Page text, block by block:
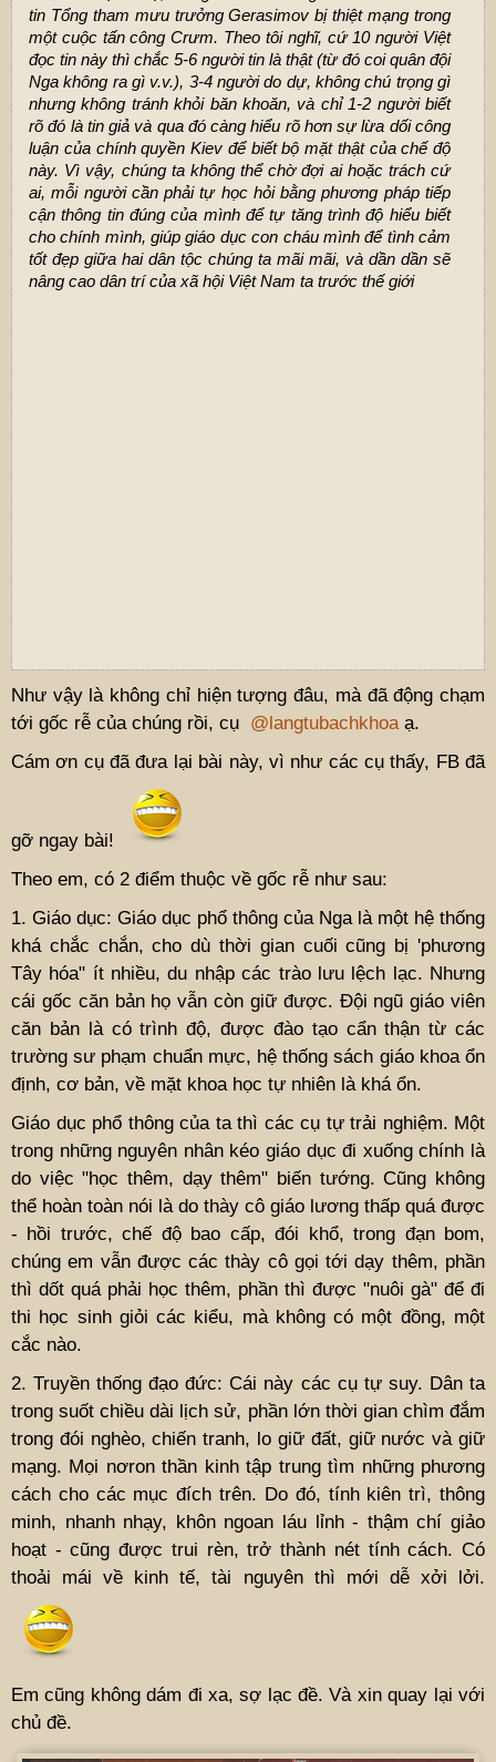
tin Tổng tham mưu trưởng Gerasimov bị thiệt mạng trong
một cuộc tấn công Crưm. Theo tôi nghĩ, cứ 10 người Việt
đọc tin này thì chắc 5-6 người tin là thật (từ đó coi quân đội
Nga không ra gì v.v.), 3-4 người do dự, không chú trọng gì
nhưng không tránh khỏi băn khoăn, và chỉ 1-2 người biết
rõ đó là tin giả và qua đó càng hiểu rõ hơn sự lừa dối công
luận của chính quyền Kiev để biết bộ mặt thật của chế độ
này. Vì vậy, chúng ta không thể chờ đợi ai hoặc trách cứ
ai, mỗi người cần phải tự học hỏi bằng phương pháp tiếp
cận thông tin đúng của mình để tự tăng trình độ hiểu biết
cho chính mình, giúp giáo dục con cháu mình để tình cảm
tốt đẹp giữa hai dân tộc chúng ta mãi mãi, và dần dần sẽ
nâng cao dân trí của xã hội Việt Nam ta trước thế giới
Như vậy là không chỉ hiện tượng đâu, mà đã động chạm
tới gốc rễ của chúng rồi, cụ @langtubachkhoa ạ.
Cám ơn cụ đã đưa lại bài này, vì như các cụ thấy, FB đã
gỡ ngay bài!
Theo em, có 2 điểm thuộc về gốc rễ như sau:
1. Giáo dục: Giáo dục phổ thông của Nga là một hệ thống
khá chắc chắn, cho dù thời gian cuối cũng bị 'phương
Tây hóa" ít nhiều, du nhập các trào lưu lệch lạc. Nhưng
cái gốc căn bản họ vẫn còn giữ được. Đội ngũ giáo viên
căn bản là có trình độ, được đào tạo cẩn thận từ các
trường sư phạm chuẩn mực, hệ thống sách giáo khoa ổn
định, cơ bản, về mặt khoa học tự nhiên là khá ổn.
Giáo dục phổ thông của ta thì các cụ tự trải nghiệm. Một
trong những nguyên nhân kéo giáo dục đi xuống chính là
do việc "học thêm, dạy thêm" biến tướng. Cũng không
thể hoàn toàn nói là do thày cô giáo lương thấp quá được
- hồi trước, chế độ bao cấp, đói khổ, trong đạn bom,
chúng em vẫn được các thày cô gọi tới dạy thêm, phần
thì dốt quá phải học thêm, phần thì được "nuôi gà" để đi
thi học sinh giỏi các kiểu, mà không có một đồng, một
cắc nào.
2. Truyền thống đạo đức: Cái này các cụ tự suy. Dân ta
trong suốt chiều dài lịch sử, phần lớn thời gian chìm đắm
trong đói nghèo, chiến tranh, lo giữ đất, giữ nước và giữ
mạng. Mọi nơron thần kinh tập trung tìm những phương
cách cho các mục đích trên. Do đó, tính kiên trì, thông
minh, nhanh nhạy, khôn ngoan láu lỉnh - thậm chí giảo
hoạt - cũng được trui rèn, trở thành nét tính cách. Có
thoải mái về kinh tế, tài nguyên thì mới dễ xởi lởi.
Em cũng không dám đi xa, sợ lạc đề. Và xin quay lại với
chủ đề.